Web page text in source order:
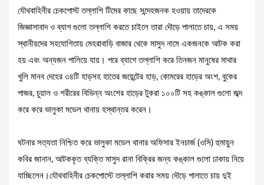
যৌথবাহিনীর চেকপোস্ট তল্লাশি টিমের কাছে সন্দেহজনক হওয়ায় তাদেরকে
জিজ্ঞাসাবাদ ও ব্যাগ গুলো তল্লাশি করতে চাইলে তারা দৌড়ে পালাতে চায়, এ সময়
স্থানীয়দের সহযোগিতায় মেহরাবাড়ি বাজার থেকে মাসুদ নামে একজনকে আটক করা
হয় এবং অন্যজন পালিয়ে যায়। পরে ব্যাগে তল্লাশি করে তিনজন মানুষের মাথার
খুলি মানব দেহের ৩৪টি হাড়সহ হাতের জয়েন্টের হাড়, কোমরের হাড়ের অংশ, বুকের
পাজর, চুয়াল ও শরীরের বিভিন্ন অংশের হাড়ের টুকরা ১০০টি সহ কঙ্কাল গুলো জব্দ
করে করে ভালুকা মডেল থানায় হস্থান্তর করেন।
ঘটনার সত্যতা নিশ্চিত করে ভালুকা মডেল থানার অফিসার ইনচার্জ (ওসি) হুমায়ুন
কবির জানান, আটককৃত ব্যক্তি মাসুদ রানা বিক্রির জন্য কঙ্কাল গুলো ঢাকায় নিয়ে
যাচ্ছিলেন।যৌথবাহিনীর চেকপোস্টে তল্লাশি করার সময় দৌড়ে পালাতে চায় দুই